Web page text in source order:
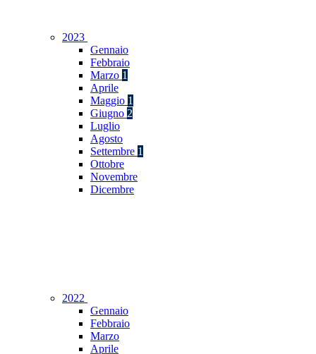
2023
Gennaio
Febbraio
Marzo 1
Aprile
Maggio 1
Giugno 2
Luglio
Agosto
Settembre 1
Ottobre
Novembre
Dicembre
2022
Gennaio
Febbraio
Marzo
Aprile